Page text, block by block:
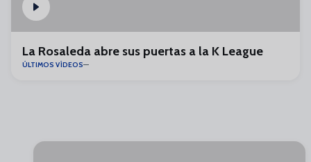
La Rosaleda abre sus puertas a la K League
ÚLTIMOS VÍDEOS